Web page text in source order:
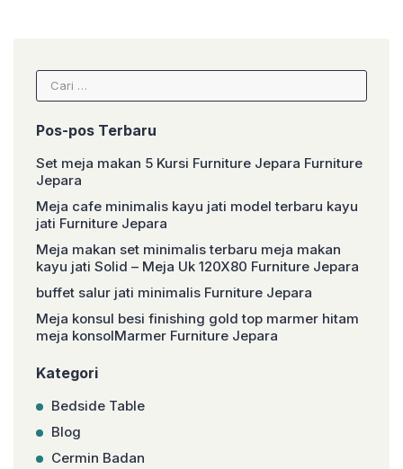
Cari
untuk:
Pos-pos Terbaru
Set meja makan 5 Kursi Furniture Jepara Furniture
Jepara
Meja cafe minimalis kayu jati model terbaru kayu
jati Furniture Jepara
Meja makan set minimalis terbaru meja makan
kayu jati Solid – Meja Uk 120X80 Furniture Jepara
buffet salur jati minimalis Furniture Jepara
Meja konsul besi finishing gold top marmer hitam
meja konsolMarmer Furniture Jepara
Kategori
Bedside Table
Blog
Cermin Badan